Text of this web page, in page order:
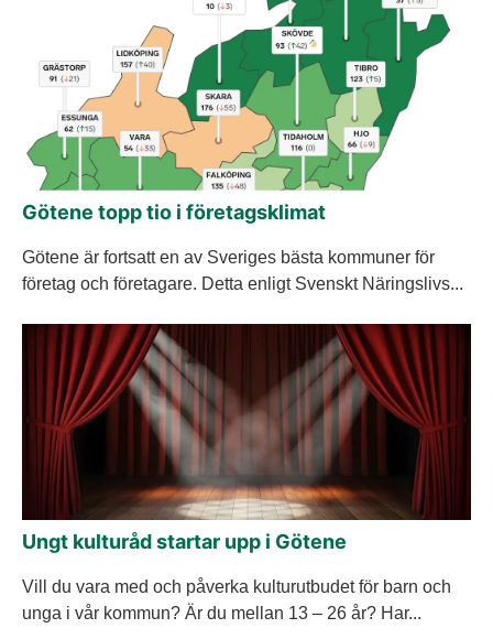
Götene topp tio i företagsklimat
Götene är fortsatt en av Sveriges bästa kommuner för
företag och företagare. Detta enligt Svenskt Näringslivs...
Ungt kulturåd startar upp i Götene
Vill du vara med och påverka kulturutbudet för barn och
unga i vår kommun? Är du mellan 13 – 26 år? Har...